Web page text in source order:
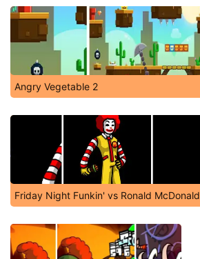
Angry Vegetable 2
Friday Night Funkin' vs Ronald McDonald